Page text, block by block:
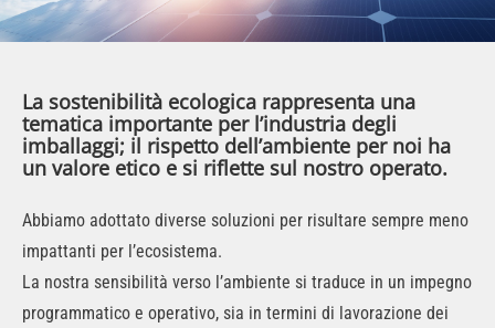
La sostenibilità ecologica rappresenta una
tematica importante per l’industria degli
imballaggi; il rispetto dell’ambiente per noi ha
un valore etico e si riflette sul nostro operato.
Abbiamo adottato diverse soluzioni per risultare sempre meno
impattanti per l’ecosistema.
La nostra sensibilità verso l’ambiente si traduce in un impegno
programmatico e operativo, sia in termini di lavorazione dei